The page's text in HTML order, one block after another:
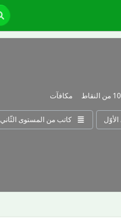
10 من النقاط مكافآت
كاتب من المستوى الثّاني